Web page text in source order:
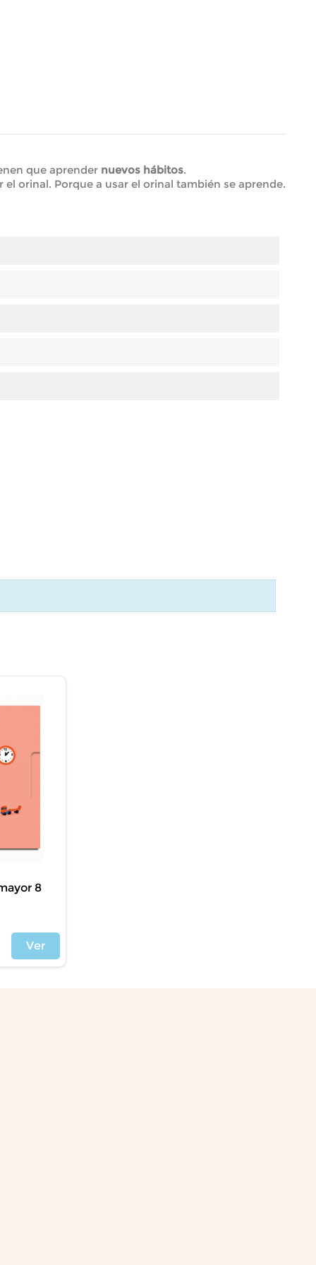
que aprender nuevos hábitos.
el orinal. Porque a usar el orinal también se aprende.
8
Ver